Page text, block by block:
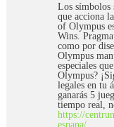
Los símbolos
que acciona
of Olympus
Wins.
como por
Olympus
especiales
Olympus?
legales en tu
ganarás 5
tiempo real,
https://
espana/